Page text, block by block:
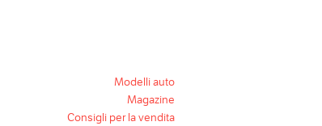
Modelli auto
Magazine
Consigli per la vendita